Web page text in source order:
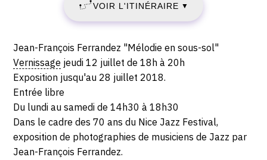
2018
-
SAMEDI
JUILLET
2018
du
docteur
Jacques
Guidoni,
06000
Nice
VOIR L'ITINÉRAIRE ▼
Description,
horaires...
Jean-François Ferrandez "Mélodie en sous-sol"
Vernissage jeudi 12 juillet de 18h à 20h
Exposition jusqu'au 28 juillet 2018.
Entrée libre
Du lundi au samedi de 14h30 à 18h30
Dans le cadre des 70 ans du Nice Jazz Festival,
exposition de photographies de musiciens de Jazz par
Jean-François Ferrandez.